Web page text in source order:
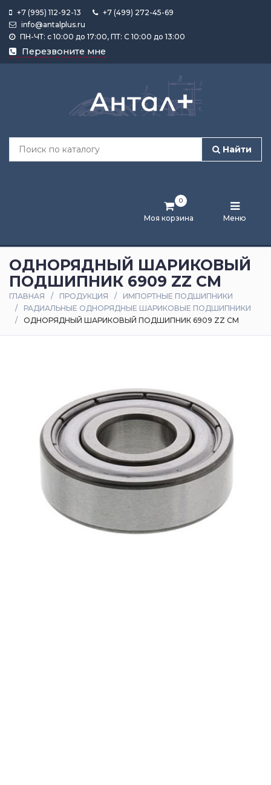
+7 (995) 112-92-13
+7 (499) 272-45-69
info@antalplus.ru
ПН-ЧТ: с 10:00 до 17:00, ПТ: С 10:00 до 13:00
Перезвоните мне
Найти
Моя корзина
0
Меню
Каталог
продукции
Лента
и
статьи
Оплата
доставка
ОДНОРЯДНЫЙ ШАРИКОВЫЙ
ПОДШИПНИК 6909 ZZ CM
ГЛАВНАЯ ПРОДУКЦИЯ
ИМПОРТНЫЕ ПОДШИПНИКИ
РАДИАЛЬНЫЕ ОДНОРЯДНЫЕ ШАРИКОВЫЕ ПОДШИПНИКИ
ОДНОРЯДНЫЙ ШАРИКОВЫЙ ПОДШИПНИК 6909 ZZ CM